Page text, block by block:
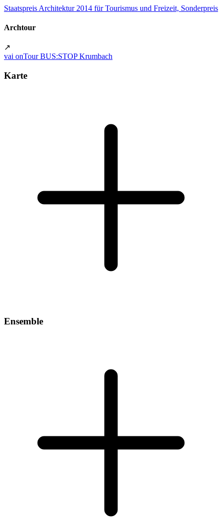
Staatspreis Architektur 2014 für Tourismus und Freizeit, Sonderpreis
Archtour
↗
vai onTour BUS:STOP Krumbach
Karte
Ensemble